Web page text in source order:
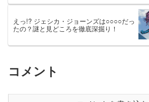
えっ!? ジェシカ・ジョーンズは○○○○だっ
たの？謎と見どころを徹底深掘り！
コメント